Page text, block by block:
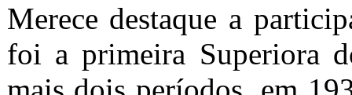
Merece destaque a
foi a primeira Superiora